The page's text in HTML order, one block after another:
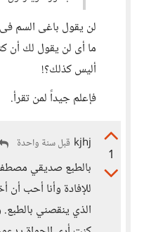
لن يقول باغى السم
ما أى لن يقول لك أن
أليس كذلك؟!
فإعلم جيداً لمن تقرأ.
1
kjhj قبل سنة واحدة
بالطبع صديقي
للإفادة وأنا أحب
الذي ينقصني